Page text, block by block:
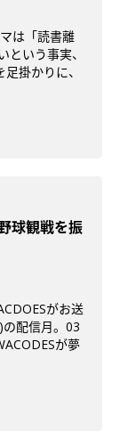
は「読書離
いう事実、
掛かりに、
球観戦を振
がお送
配信月。03
が夢